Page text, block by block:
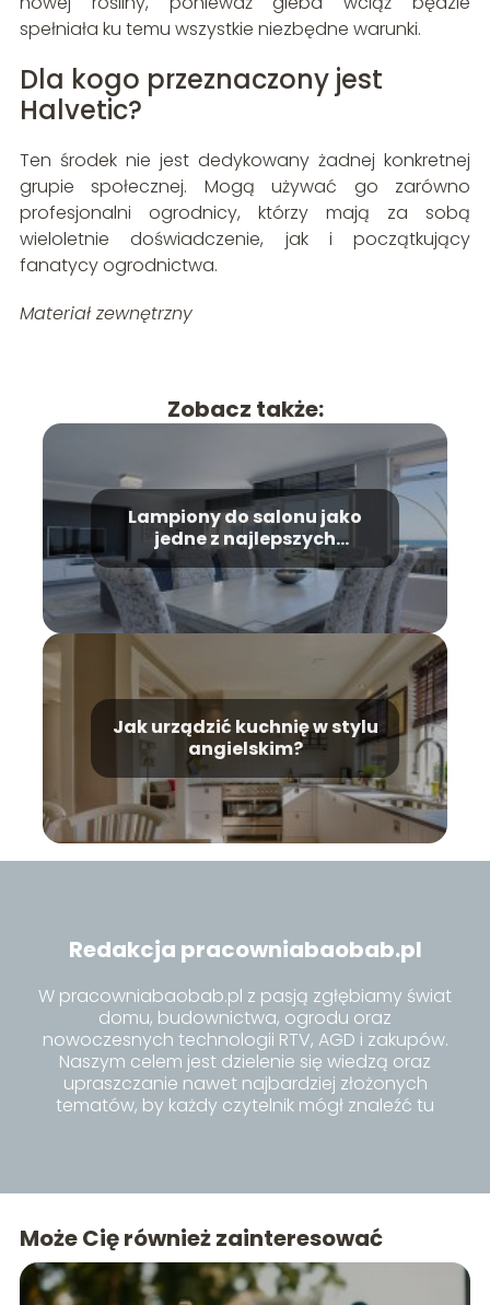
spełniała ku temu wszystkie niezbędne warunki.
Dla kogo przeznaczony jest
Halvetic?
Ten środek nie jest dedykowany żadnej konkretnej
grupie społecznej. Mogą używać go zarówno
profesjonalni ogrodnicy, którzy mają za sobą
wieloletnie doświadczenie, jak i początkujący
fanatycy ogrodnictwa.
Materiał zewnętrzny
Zobacz także:
Lampiony do salonu jako
jedne z najlepszych
dekoracji
Jak urządzić kuchnię w stylu
angielskim?
Redakcja pracowniabaobab.pl
W pracowniabaobab.pl z pasją zgłębiamy świat
domu, budownictwa, ogrodu oraz
nowoczesnych technologii RTV, AGD i zakupów.
Naszym celem jest dzielenie się wiedzą oraz
upraszczanie nawet najbardziej złożonych
tematów, by każdy czytelnik mógł znaleźć tu
Może Cię również zainteresować